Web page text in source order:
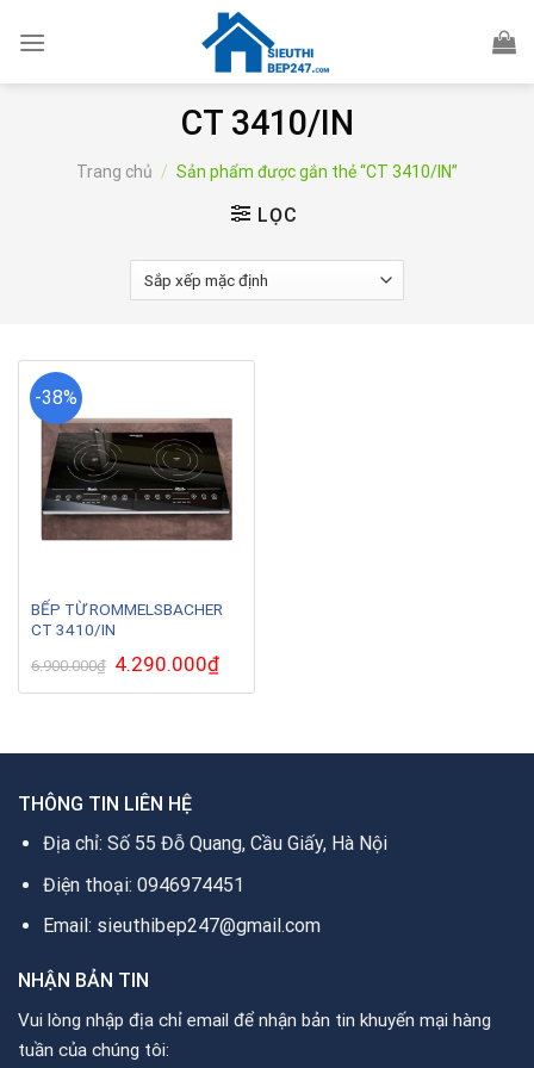
CT 3410/IN
Trang chủ / Sản phẩm được gắn thẻ “CT 3410/IN”
LỌC
-38%
BẾP TỪ ROMMELSBACHER
CT 3410/IN
6.900.000₫ Giá
gốc
là:
4.290.000₫Giá
hiện
tại
THÔNG TIN LIÊN HỆ
Địa chỉ: Số 55 Đỗ Quang, Cầu Giấy, Hà Nội
Điện thoại: 0946974451
Email: sieuthibep247@gmail.com
NHẬN BẢN TIN
Vui lòng nhập địa chỉ email để nhận bản tin khuyến mại hàng
tuần của chúng tôi: